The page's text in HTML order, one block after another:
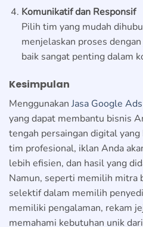
Komunikatif dan Responsif
Pilih tim yang mudah
menjelaskan proses
baik sangat penting dalam
Kesimpulan
Menggunakan Jasa Google Ads
yang dapat membantu bisnis
tengah persaingan digital
tim profesional, iklan Anda
lebih efisien, dan hasil yang
Namun, seperti memilih mitra
selektif dalam memilih
memiliki pengalaman, rekam
memahami kebutuhan unik